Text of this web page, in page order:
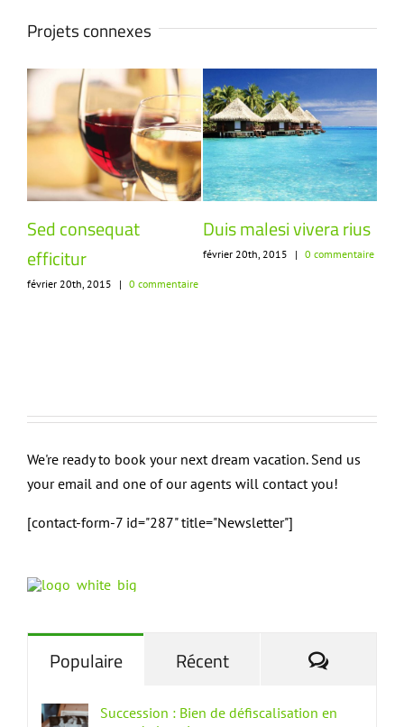
Projets connexes
Sed consequat
efficitur
février 20th, 2015 | 0 commentaire
Duis malesi vivera rius
février 20th, 2015 | 0 commentaire
We're ready to book your next dream vacation. Send us
your email and one of our agents will contact you!
[contact-form-7 id="287" title="Newsletter"]
Populaire Récent
Succession : Bien de défiscalisation en